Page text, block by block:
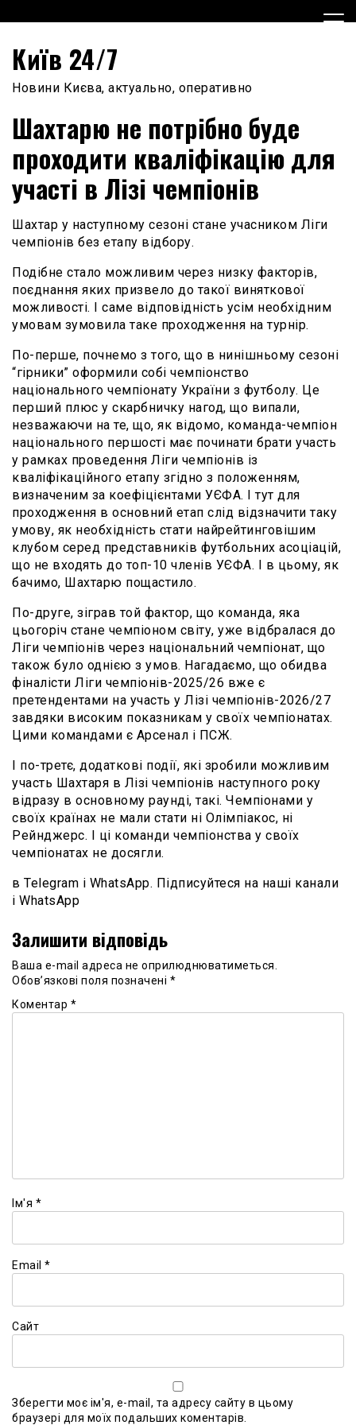
to
Київ 24/7
Новини Києва, актуально, оперативно
Шахтарю не потрібно буде
проходити кваліфікацію для
участі в Лізі чемпіонів
Шахтар у наступному сезоні стане учасником Ліги
чемпіонів без етапу відбору.
Подібне стало можливим через низку факторів,
поєднання яких призвело до такої виняткової
можливості. І саме відповідність усім необхідним
умовам зумовила таке проходження на турнір.
По-перше, почнемо з того, що в нинішньому сезоні
“гірники” оформили собі чемпіонство
національного чемпіонату України з футболу. Це
перший плюс у скарбничку нагод, що випали,
незважаючи на те, що, як відомо, команда-чемпіон
національного першості має починати брати участь
у рамках проведення Ліги чемпіонів із
кваліфікаційного етапу згідно з положенням,
визначеним за коефіцієнтами УЄФА. І тут для
проходження в основний етап слід відзначити таку
умову, як необхідність стати найрейтинговішим
клубом серед представників футбольних асоціацій,
що не входять до топ-10 членів УЄФА. І в цьому, як
бачимо, Шахтарю пощастило.
По-друге, зіграв той фактор, що команда, яка
цьогоріч стане чемпіоном світу, уже відбралася до
Ліги чемпіонів через національний чемпіонат, що
також було однією з умов. Нагадаємо, що обидва
фіналісти Ліги чемпіонів-2025/26 вже є
претендентами на участь у Лізі чемпіонів-2026/27
завдяки високим показникам у своїх чемпіонатах.
Цими командами є Арсенал і ПСЖ.
І по-третє, додаткові події, які зробили можливим
участь Шахтаря в Лізі чемпіонів наступного року
відразу в основному раунді, такі. Чемпіонами у
своїх країнах не мали стати ні Олімпіакос, ні
Рейнджерс. І ці команди чемпіонства у своїх
чемпіонатах не досягли.
в Telegram і WhatsApp. Підписуйтеся на наші канали
і WhatsApp
Залишити відповідь
Ваша e-mail адреса не оприлюднюватиметься.
Обов’язкові поля позначені *
Коментар *
Ім'я *
Email *
Сайт
Зберегти моє ім'я, e-mail, та адресу сайту в цьому
браузері для моїх подальших коментарів.